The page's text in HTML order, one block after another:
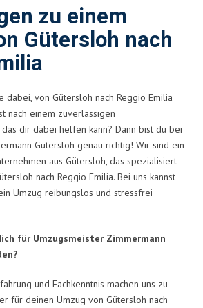
zu einem
Gütersloh nach
dabei, von Gütersloh nach Reggio Emilia
nach einem zuverlässigen
dir dabei helfen kann? Dann bist du bei
Gütersloh genau richtig! Wir sind ein
aus Gütersloh, das spezialisiert
nach Reggio Emilia. Bei uns kannst
Umzug reibungslos und stressfrei
für Umzugsmeister Zimmermann
und Fachkenntnis machen uns zu
für deinen Umzug von Gütersloh nach